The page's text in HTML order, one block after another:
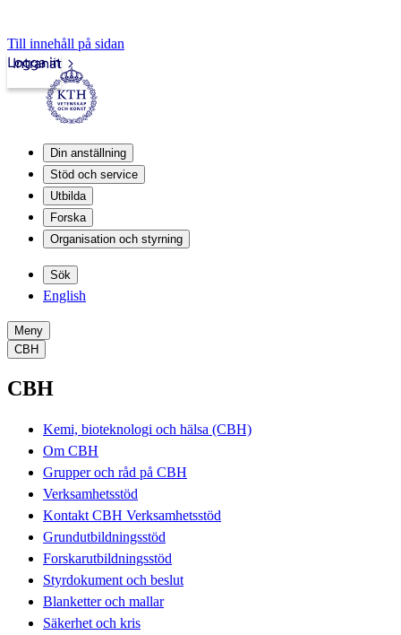
Till innehåll på sidan
Intranät
Logga in
Din anställning
Stöd och service
Utbilda
Forska
Organisation och styrning
Sök
English
Meny
CBH
CBH
Kemi, bioteknologi och hälsa (CBH)
Om CBH
Grupper och råd på CBH
Verksamhetsstöd
Kontakt CBH Verksamhetsstöd
Grundutbildningsstöd
Forskarutbildningsstöd
Styrdokument och beslut
Blanketter och mallar
Säkerhet och kris